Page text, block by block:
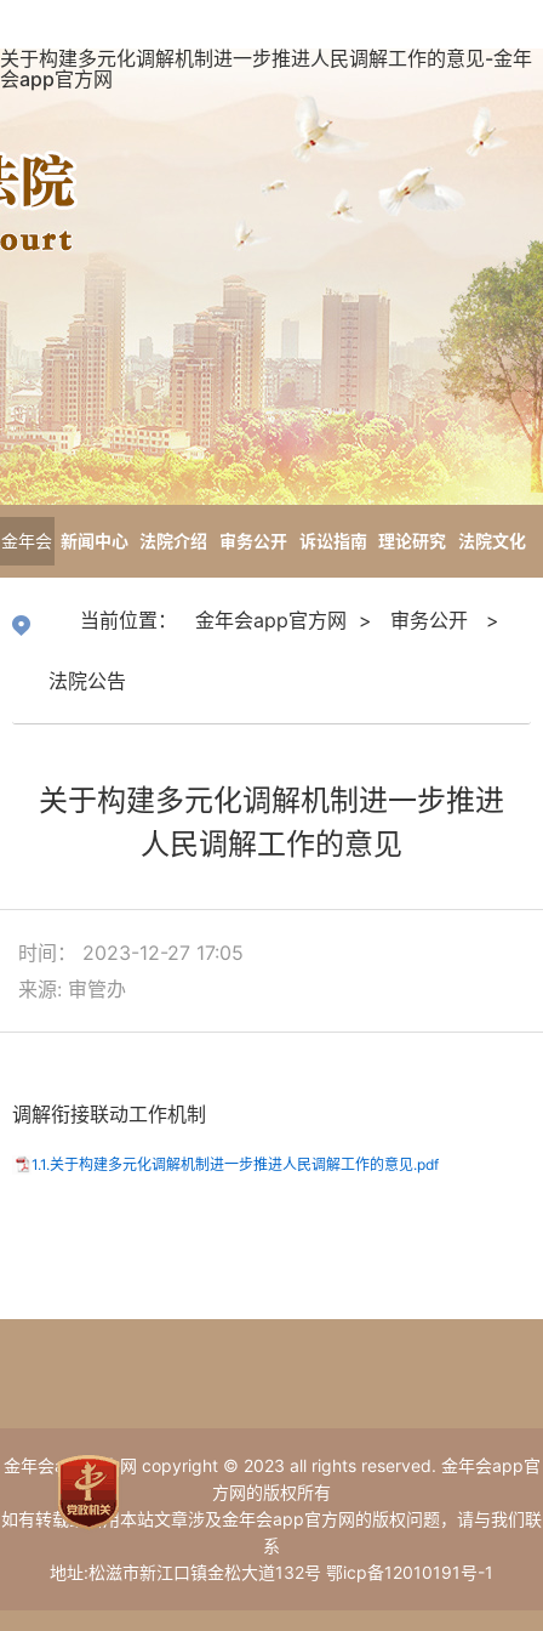
关于构建多元化调解机制进一步推进人民调解工作的意见-金年
会app官方网
金年会
方网
新闻中心 法院介绍 审务公开 诉讼指南 理论研究 法院文化
当前位置： 金年会app官方网 > 审务公开 >
法院公告
关于构建多元化调解机制进一步推进
人民调解工作的意见
时间： 2023-12-27 17:05
来源: 审管办
调解衔接联动工作机制
1.1.关于构建多元化调解机制进一步推进人民调解工作的意见.pdf
金年会app官方网 copyright © 2023 all rights reserved. 金年会app官
方网的版权所有
如有转载或引用本站文章涉及金年会app官方网的版权问题，请与我们联
系
地址:松滋市新江口镇金松大道132号 鄂icp备12010191号-1